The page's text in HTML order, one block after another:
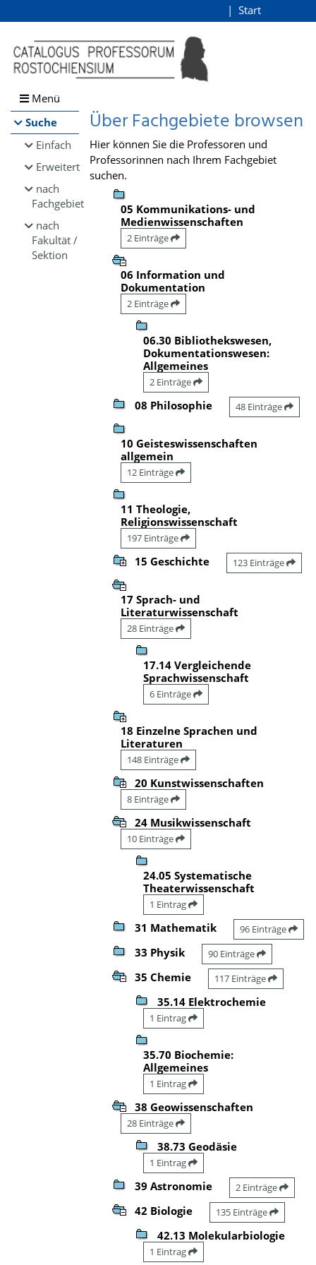
Browsen
direkt zum Inhalt
Start
Menü
Suche
Einfach
Erweitert
nach
Fachgebiet
nach
Fakultät /
Sektion
Über Fachgebiete browsen
Hier können Sie die Professoren und
Professorinnen nach Ihrem Fachgebiet
suchen.
05 Kommunikations- und
Medienwissenschaften
2 Einträge
06 Information und
Dokumentation
2 Einträge
06.30 Bibliothekswesen,
Dokumentationswesen:
Allgemeines
2 Einträge
08 Philosophie 48 Einträge
10 Geisteswissenschaften
allgemein
12 Einträge
11 Theologie,
Religionswissenschaft
197 Einträge
15 Geschichte 123 Einträge
17 Sprach- und
Literaturwissenschaft
28 Einträge
17.14 Vergleichende
Sprachwissenschaft
6 Einträge
18 Einzelne Sprachen und
Literaturen
148 Einträge
20 Kunstwissenschaften
8 Einträge
24 Musikwissenschaft
10 Einträge
24.05 Systematische
Theaterwissenschaft
1 Eintrag
31 Mathematik 96 Einträge
33 Physik 90 Einträge
35 Chemie 117 Einträge
35.14 Elektrochemie
1 Eintrag
35.70 Biochemie:
Allgemeines
1 Eintrag
38 Geowissenschaften
28 Einträge
38.73 Geodäsie
1 Eintrag
39 Astronomie 2 Einträge
42 Biologie 135 Einträge
42.13 Molekularbiologie
1 Eintrag